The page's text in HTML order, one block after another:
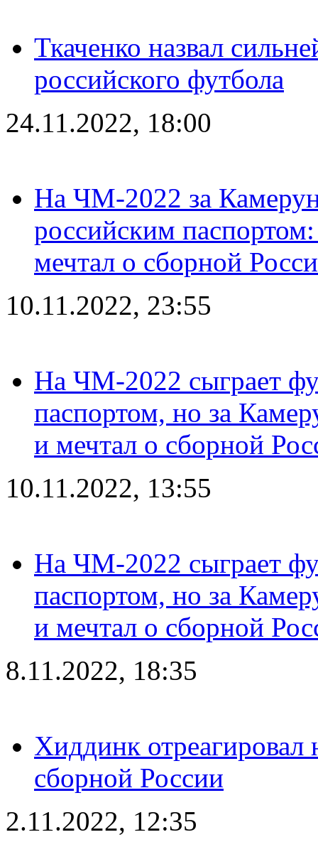
Ткаченко назвал
российского футбола
24.11.2022, 18:00
На ЧМ-2022 за
российским
мечтал о сборной
10.11.2022, 23:55
На ЧМ-2022 сыграет
паспортом, но за
и мечтал о сборной
10.11.2022, 13:55
На ЧМ-2022 сыграет
паспортом, но за
и мечтал о сборной
8.11.2022, 18:35
Хиддинк отреагировал
сборной России
2.11.2022, 12:35